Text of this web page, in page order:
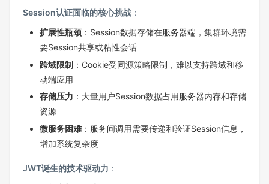
Session认证面临的核心挑战 ：
扩展性瓶颈 ：Session数据存储在服务器端，集群环境需
要Session共享或粘性会话
跨域限制 ：Cookie受同源策略限制，难以支持跨域和移
动端应用
存储压力 ：大量用户Session数据占用服务器内存和存储
资源
微服务困难：服务间调用需要传递和验证Session信息，
增加系统复杂度
JWT诞生的技术驱动力 ：